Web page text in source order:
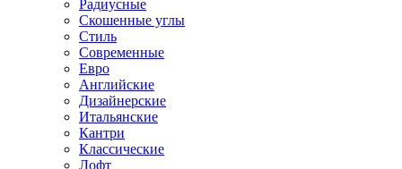
Радиусные
Скошенные углы
Стиль
Современные
Евро
Английские
Дизайнерские
Итальянские
Кантри
Классические
Лофт